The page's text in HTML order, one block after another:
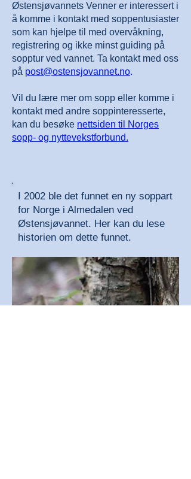
Østensjøvannets Venner er interessert i
å komme i kontakt med soppentusiaster
som kan hjelpe til med overvåkning,
registrering og ikke minst guiding på
sopptur ved vannet. Ta kontakt med oss
på post@ostensjovannet.no.
Vil du lære mer om sopp eller komme i
kontakt med andre soppinteresserte,
kan du besøke nettsiden til Norges
sopp- og nyttevekstforbund.
I 2002 ble det funnet en ny soppart
for Norge i Almedalen ved
Østensjøvannet. Her kan du lese
historien om dette funnet.